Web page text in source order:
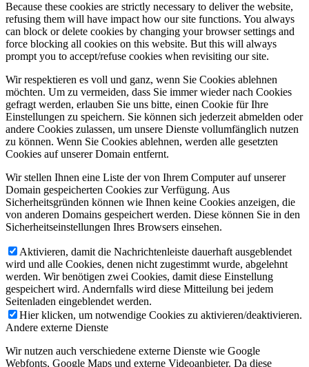
Because these cookies are strictly necessary to deliver the website,
refusing them will have impact how our site functions. You always
can block or delete cookies by changing your browser settings and
force blocking all cookies on this website. But this will always
prompt you to accept/refuse cookies when revisiting our site.
Wir respektieren es voll und ganz, wenn Sie Cookies ablehnen
möchten. Um zu vermeiden, dass Sie immer wieder nach Cookies
gefragt werden, erlauben Sie uns bitte, einen Cookie für Ihre
Einstellungen zu speichern. Sie können sich jederzeit abmelden oder
andere Cookies zulassen, um unsere Dienste vollumfänglich nutzen
zu können. Wenn Sie Cookies ablehnen, werden alle gesetzten
Cookies auf unserer Domain entfernt.
Wir stellen Ihnen eine Liste der von Ihrem Computer auf unserer
Domain gespeicherten Cookies zur Verfügung. Aus
Sicherheitsgründen können wie Ihnen keine Cookies anzeigen, die
von anderen Domains gespeichert werden. Diese können Sie in den
Sicherheitseinstellungen Ihres Browsers einsehen.
Aktivieren, damit die Nachrichtenleiste dauerhaft ausgeblendet
wird und alle Cookies, denen nicht zugestimmt wurde, abgelehnt
werden. Wir benötigen zwei Cookies, damit diese Einstellung
gespeichert wird. Andernfalls wird diese Mitteilung bei jedem
Seitenladen eingeblendet werden.
Hier klicken, um notwendige Cookies zu aktivieren/deaktivieren.
Andere externe Dienste
Wir nutzen auch verschiedene externe Dienste wie Google
Webfonts, Google Maps und externe Videoanbieter. Da diese